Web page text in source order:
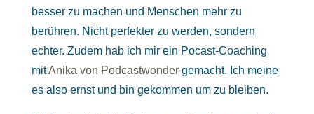
besser zu machen und Menschen mehr zu
berühren. Nicht perfekter zu werden, sondern
echter. Zudem hab ich mir ein Pocast-Coaching
mitAnika von Podcastwondergemacht. Ich meine
es also ernst und bin gekommen um zu bleiben.